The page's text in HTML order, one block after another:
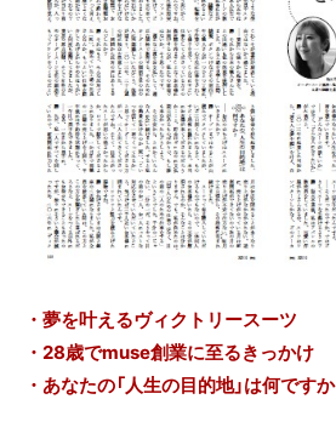
・夢を叶えるヴィクトリースーツ
・28歳でmuse創業に至るきっかけ
・あなたの「人生の目的地」は何ですか